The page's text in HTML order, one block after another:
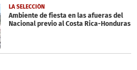
LA SELECCIÓN
Ambiente de fiesta en las afueras del
Nacional previo al Costa Rica-Honduras